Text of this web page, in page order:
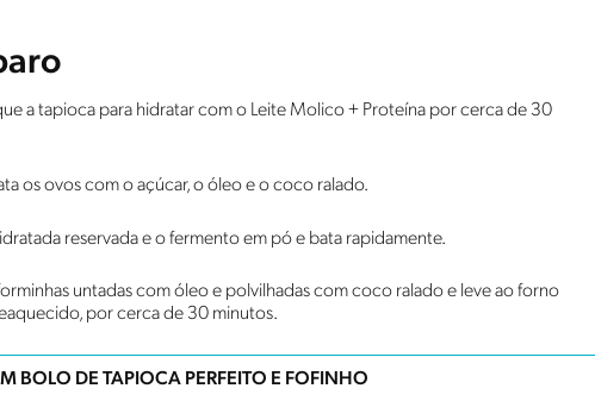
a tapioca para hidratar com o Leite Molico + Proteína por cerca de 30
os ovos com o açúcar, o óleo e o coco ralado.
reservada e o fermento em pó e bata rapidamente.
untadas com óleo e polvilhadas com coco ralado e leve ao forno
por cerca de 30 minutos.
BOLO DE TAPIOCA PERFEITO E FOFINHO